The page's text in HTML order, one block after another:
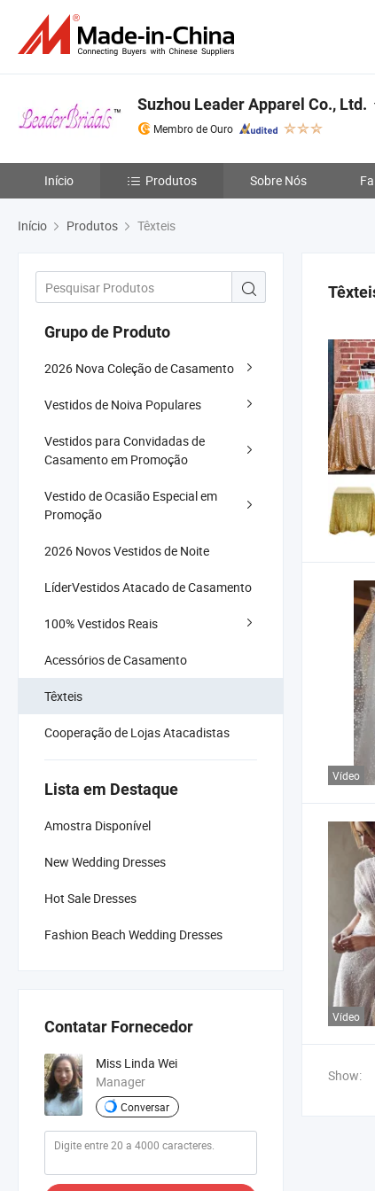
Suzhou Leader Apparel Co., Ltd.
Membro de Ouro
Início Produtos Sobre Nós
Início Produtos Têxteis
Grupo de Produto
2026 Nova Coleção de Casamento
Vestidos de Noiva Populares
Vestidos para Convidadas de
Casamento em Promoção
Vestido de Ocasião Especial em
Promoção
2026 Novos Vestidos de Noite
LíderVestidos Atacado de Casamento
100% Vestidos Reais
Acessórios de Casamento
Têxteis
Cooperação de Lojas Atacadistas
Lista em Destaque
Amostra Disponível
New Wedding Dresses
Hot Sale Dresses
Fashion Beach Wedding Dresses
Contatar Fornecedor
Miss Linda Wei
Manager
Conversar
Vídeo
Vídeo
Show: